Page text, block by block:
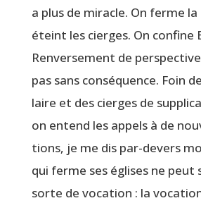
a plus de miracle. On ferme
éteint les cierges. On confine
Ren­ver­se­ment de
pas sans consé­quence. Foin
laire et des cierges de
on entend les appels à de
tions, je me dis par-devers
qui ferme ses églises ne peut
sorte de voca­tion : la